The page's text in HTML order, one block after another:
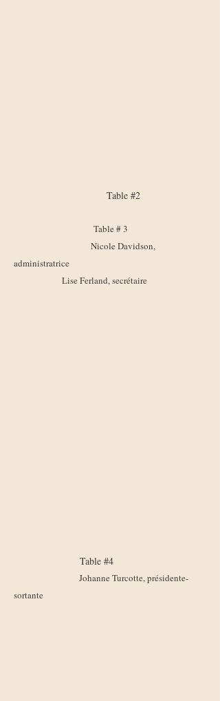
Table #2
Table # 3
Nicole Davidson,
administratrice
Lise Ferland, secrétaire
Table #4
Johanne Turcotte, présidente-
sortante